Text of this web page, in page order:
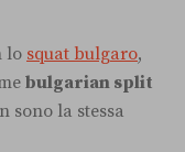
lo squat bulgaro,
bulgarian split
sono la stessa